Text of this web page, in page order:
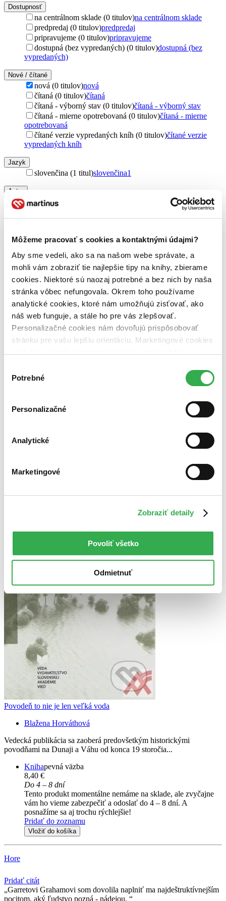
Môžeme pracovať s cookies a kontaktnými údajmi?
Aby sme vedeli, ako sa na našom webe správate, a
mohli vám zobraziť tie najlepšie tipy na knihy, zbierame
cookies. Niektoré sú naozaj potrebné a bez nich by naša
stránka vôbec nefungovala. Okrem toho používame
analytické cookies, ktoré nám umožňujú zisťovať, ako
náš web funguje, a stále ho pre vás zlepšovať.
Personalizačné cookies nám dovoľujú prispôsobovať
stránku pre vašu lepšiu orientáciu. Marketingové cookies
nám pomohlo, keby sme mohli používať všetky tieto
súhlasu
Potrebné
Personalizačné
Analytické
Marketingové
Zobraziť detaily
Povoliť všetko
Odmietnuť
Dostupnosť
na centrálnom sklade (0 titulov)na centrálnom sklade
predpredaj (0 titulov)predpredaj
pripravujeme (0 titulov)pripravujeme
dostupná (bez vypredaných) (0 titulov)dostupná (bez
vypredaných)
Nové / čítané
nová (0 titulov)nová
čítaná (0 titulov)čítaná
čítaná - výborný stav (0 titulov)čítaná - výborný stav
čítaná - mierne opotrebovaná (0 titulov)čítaná - mierne
opotrebovaná
čítané verzie vypredaných kníh (0 titulov)čítané verzie
vypredaných kníh
Jazyk
slovenčina (1 titul)slovenčina1
Autor
Blažena Horváthová (1 titul) Blažena Horváthová1
Územie
VEDA (1 titul)VEDA 1
Väzba
pevná väzba (1 titul) pevná väzba1
Zúžiť výber
Zoradiť
Bestsellery
Najlacnejšie
Použité filtre
Povodeň to nie je len veľká voda
Blažena Horváthová
Vedecká publikácia sa zaoberá predovšetkým historickými
povodňami na Dunaji a Váhu od konca 19 storočia...
Knihapevná väzba
8,40 €
Do 4 – 8 dní
Tento produkt momentálne nemáme na sklade, ale zvyčajne
vám ho vieme zabezpečiť a odoslať do 4 – 8 dní. A
posnažíme sa aj trochu rýchlejšie!
Pridať do zoznamu
Vložiť do košíka
Hore
Pridať citát
Garretovi Grahamovi som dovolila naplniť ma najdeštruktívnejším
pocitom, aký ľudstvo pozná - nádejou.